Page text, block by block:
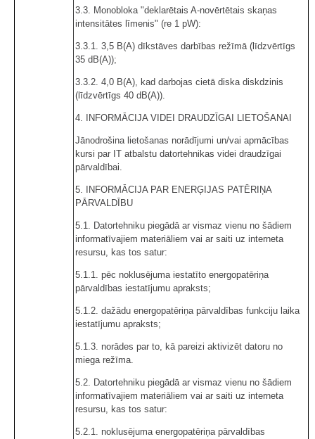
3.3. Monobloka "deklarētais A-novērtētais skaņas
intensitātes līmenis" (re 1 pW):
3.3.1. 3,5 B(A) dīkstāves darbības režīmā (līdzvērtīgs
35 dB(A));
3.3.2. 4,0 B(A), kad darbojas cietā diska diskdzinis
(līdzvērtīgs 40 dB(A)).
4. INFORMĀCIJA VIDEI DRAUDZĪGAI LIETOŠANAI
Jānodrošina lietošanas norādījumi un/vai apmācības
kursi par IT atbalstu datortehnikas videi draudzīgai
pārvaldībai.
5. INFORMĀCIJA PAR ENERĢIJAS PATĒRIŅA
PĀRVALDĪBU
5.1. Datortehniku piegādā ar vismaz vienu no šādiem
informatīvajiem materiāliem vai ar saiti uz interneta
resursu, kas tos satur:
5.1.1. pēc noklusējuma iestatīto energopatēriņa
pārvaldības iestatījumu apraksts;
5.1.2. dažādu energopatēriņa pārvaldības funkciju laika
iestatījumu apraksts;
5.1.3. norādes par to, kā pareizi aktivizēt datoru no
miega režīma.
5.2. Datortehniku piegādā ar vismaz vienu no šādiem
informatīvajiem materiāliem vai ar saiti uz interneta
resursu, kas tos satur:
5.2.1. noklusējuma energopatēriņa pārvaldības